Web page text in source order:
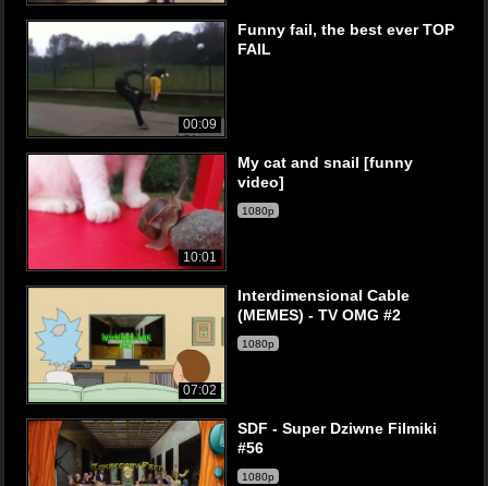
00:09
Funny fail, the best ever TOP
FAIL
10:01
My cat and snail [funny
video]
1080p
07:02
Interdimensional Cable
(MEMES) - TV OMG #2
1080p
SDF - Super Dziwne Filmiki
#56
1080p